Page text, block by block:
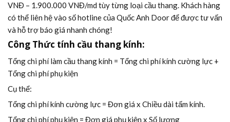
VNĐ – 1.900.000 VNĐ/md tùy từng loại cầu thang. Khách hàng
có thể liên hệ vào số hotline của Quốc Anh Door để được tư vấn
và hỗ trợ báo giá nhanh chóng!
Công Thức tính cầu thang kính:
Tổng chi phí làm cầu thang kính = Tổng chi phí kính cường lực +
Tổng chi phí phụ kiện
Cụ thể:
Tổng chi phí kính cường lực = Đơn giá x Chiều dài tấm kính.
Tổng chi phí phụ kiện = Đơn giá phụ kiện x Số lượng